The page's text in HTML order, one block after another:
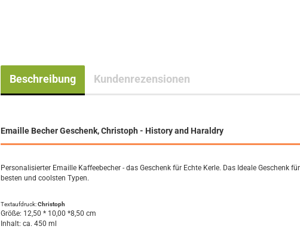
Beschreibung Kundenrezensionen
Emaille Becher Geschenk, Christoph - History and Haraldry
Personalisierter Emaille Kaffeebecher - das Geschenk für Echte Kerle. Das Ideale Geschenk
besten und coolsten Typen.
Textaufdruck:Christoph
Größe: 12,50 * 10,00 *8,50 cm
Inhalt: ca. 450 ml